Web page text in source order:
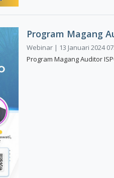
Program Magang
Webinar | 13 Januari 2024
Program Magang Auditor